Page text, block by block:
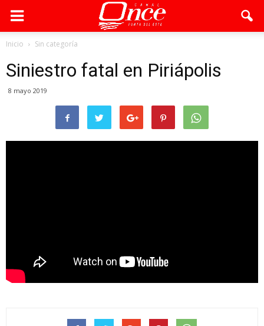
Inicio Sin categoría
Siniestro fatal en Piriápolis
8 mayo 2019